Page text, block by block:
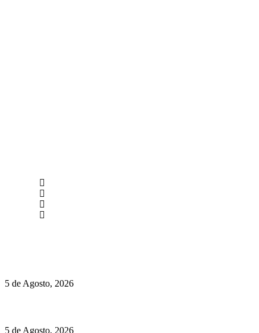
5 de Agosto, 2026
5 de Agosto, 2026